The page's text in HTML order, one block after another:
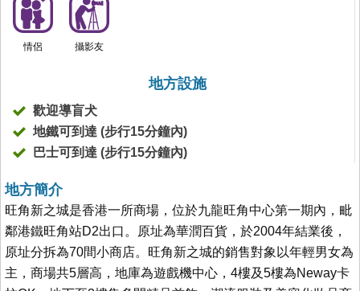
情侶 攝影友
地方設施
歡迎導盲犬
地鐵可到達 (步行15分鐘內)
巴士可到達 (步行15分鐘內)
地方簡介
旺角新之城是香港一所商場，位於九龍旺角中心第一期內，毗
鄰港鐵旺角站D2出口。原址為華潤百貨，於2004年結業後，
原址分拆為70間小商店。旺角新之城的銷售對象以年輕男女為
主，商場共5層高，地庫為遊戲機中心，4樓及5樓為Neway卡